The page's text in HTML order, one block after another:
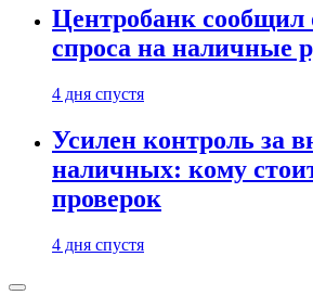
Центробанк сообщил
спроса на наличные
4 дня спустя
Усилен контроль за
наличных: кому
проверок
4 дня спустя